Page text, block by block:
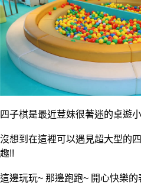
四子棋是最近荳妹很著迷的桌遊
沒想到在這裡可以遇見超大型的
趣!!
這邊玩玩~ 那邊跑跑~ 開心快樂